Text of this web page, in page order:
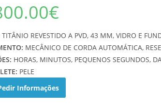
€
TITÂNIO REVESTIDO A PVD, 43 MM, VIDRO E
MECÂNICO DE CORDA AUTOMÁTICA,
HORAS, MINUTOS, PEQUENOS SEGUNDOS,
PELE
Informações